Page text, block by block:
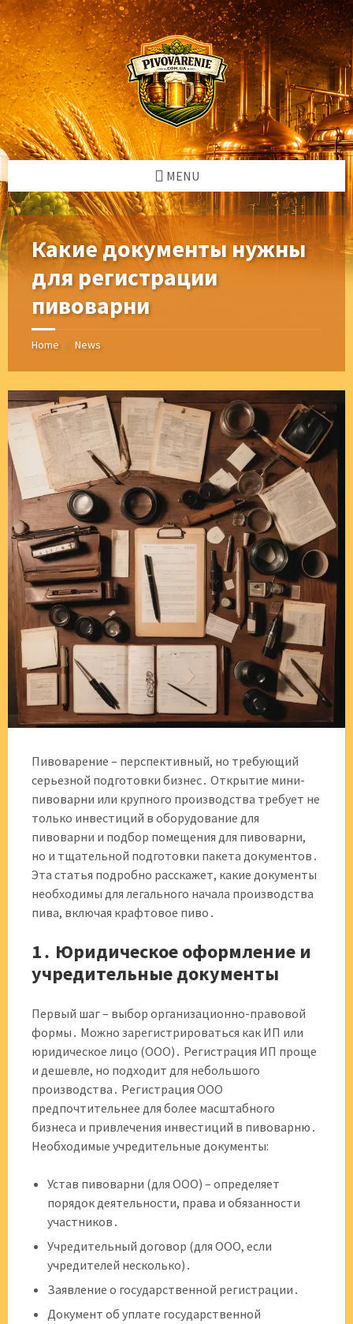
Skip
to
content
Skip
to
left
sidebar
Skip
to
right
sidebar
Skip
to
footer
MENU
Какие документы нужны
для регистрации
пивоварни
Home / News
Пивоварение – перспективный, но требующий
серьезной подготовки бизнес․ Открытие мини-
пивоварни или крупного производства требует не
только инвестиций в оборудование для
пивоварни и подбор помещения для пивоварни,
но и тщательной подготовки пакета документов․
Эта статья подробно расскажет, какие документы
необходимы для легального начала производства
пива, включая крафтовое пиво․
1․ Юридическое оформление и
учредительные документы
Первый шаг – выбор организационно-правовой
формы․ Можно зарегистрироваться как ИП или
юридическое лицо (ООО)․ Регистрация ИП проще
и дешевле, но подходит для небольшого
производства․ Регистрация ООО
предпочтительнее для более масштабного
бизнеса и привлечения инвестиций в пивоварню․
Необходимые учредительные документы:
Устав пивоварни (для ООО) – определяет
порядок деятельности, права и обязанности
участников․
Учредительный договор (для ООО, если
учредителей несколько)․
Заявление о государственной регистрации․
Документ об уплате государственной